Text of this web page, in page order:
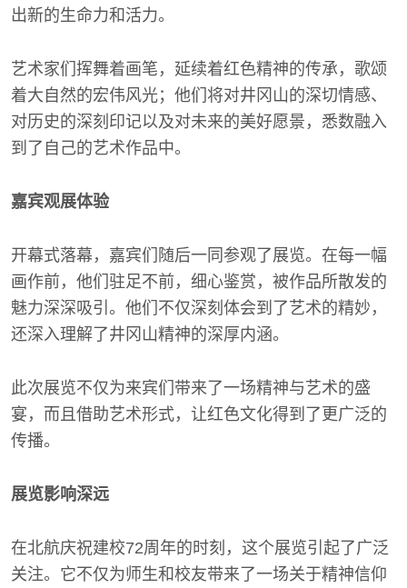
出新的生命力和活力。
艺术家们挥舞着画笔，延续着红色精神的传承，歌颂
着大自然的宏伟风光；他们将对井冈山的深切情感、
对历史的深刻印记以及对未来的美好愿景，悉数融入
到了自己的艺术作品中。
嘉宾观展体验
开幕式落幕，嘉宾们随后一同参观了展览。在每一幅
画作前，他们驻足不前，细心鉴赏，被作品所散发的
魅力深深吸引。他们不仅深刻体会到了艺术的精妙，
还深入理解了井冈山精神的深厚内涵。
此次展览不仅为来宾们带来了一场精神与艺术的盛
宴，而且借助艺术形式，让红色文化得到了更广泛的
传播。
展览影响深远
在北航庆祝建校72周年的时刻，这个展览引起了广泛
关注。它不仅为师生和校友带来了一场关于精神信仰